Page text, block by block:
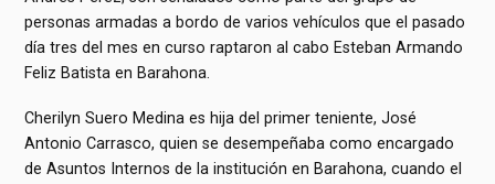
personas armadas a bordo de varios vehículos que el pasado
día tres del mes en curso raptaron al cabo Esteban Armando
Feliz Batista en Barahona.
Cherilyn Suero Medina es hija del primer teniente, José
Antonio Carrasco, quien se desempeñaba como encargado
de Asuntos Internos de la institución en Barahona, cuando el